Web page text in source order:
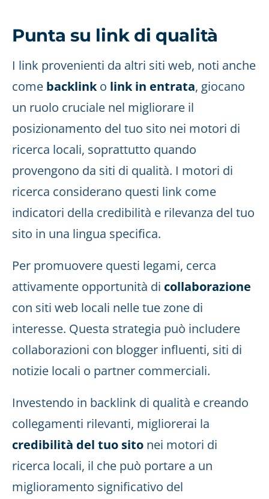
Punta su link di qualità
I link provenienti da altri siti web, noti anche
come backlinko link in entrata, giocano
un ruolo cruciale nel migliorare il
posizionamento del tuo sito nei motori di
ricerca locali, soprattutto quando
provengono da siti di qualità. I motori di
ricerca considerano questi link come
indicatori della credibilità e rilevanza del tuo
sito in una lingua specifica.
Per promuovere questi legami, cerca
attivamente opportunità di collaborazione
con siti web locali nelle tue zone di
interesse. Questa strategia può includere
collaborazioni con blogger influenti, siti di
notizie locali o partner commerciali.
Investendo in backlink di qualità e creando
collegamenti rilevanti, migliorerai la
credibilità del tuo sito nei motori di
ricerca locali, il che può portare a un
miglioramento significativo del